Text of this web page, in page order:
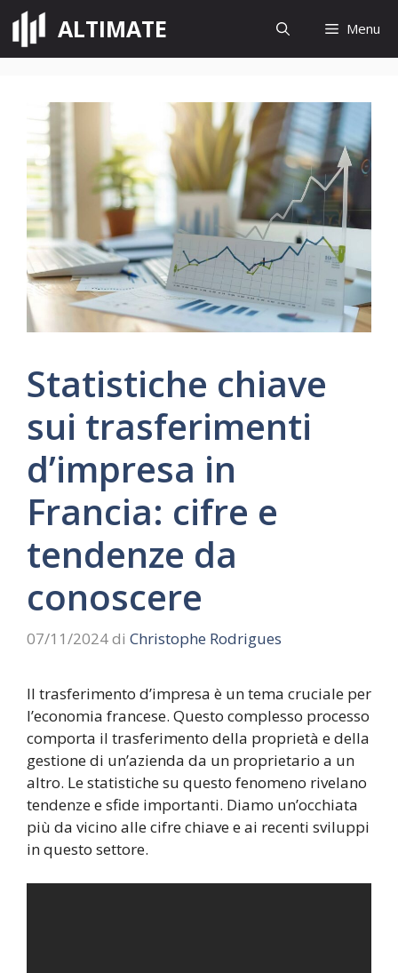
contenuto
ALTIMATE Menu
Statistiche chiave
sui trasferimenti
d’impresa in
Francia: cifre e
tendenze da
conoscere
07/11/2024di Christophe Rodrigues
Il trasferimento d’impresa è un tema cruciale per
l’economia francese. Questo complesso processo
comporta il trasferimento della proprietà e della
gestione di un’azienda da un proprietario a un
altro. Le statistiche su questo fenomeno rivelano
tendenze e sfide importanti. Diamo un’occhiata
più da vicino alle cifre chiave e ai recenti sviluppi
in questo settore.